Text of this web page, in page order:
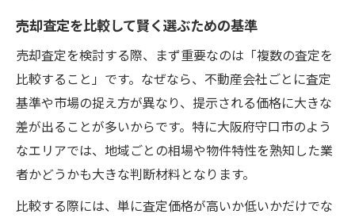
売却査定を比較して賢く選ぶための基準
売却査定を検討する際、まず重要なのは「複数の査定を
比較すること」です。なぜなら、不動産会社ごとに査定
基準や市場の捉え方が異なり、提示される価格に大きな
差が出ることが多いからです。特に大阪府守口市のよう
なエリアでは、地域ごとの相場や物件特性を熟知した業
者かどうかも大きな判断材料となります。
比較する際には、単に査定価格が高いか低いかだけでな